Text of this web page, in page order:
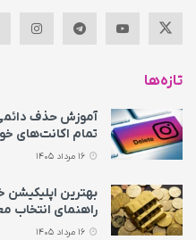
تازه‌ها
آموزش حذف
تمام اکانت‌های
بهترین
راهنمای انتخاب